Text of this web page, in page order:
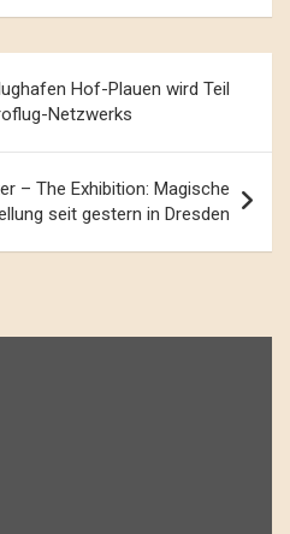
Hof-Plauen wird Teil
Netzwerks
– The Exhibition: Magische
seit gestern in Dresden